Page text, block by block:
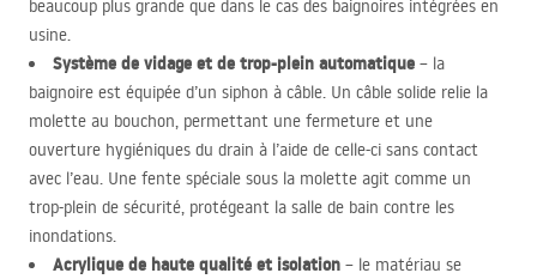
beaucoup plus grande que dans le cas des baignoires intégrées en
usine.
Système de vidage et de trop-plein automatique – la
baignoire est équipée d’un siphon à câble. Un câble solide relie la
molette au bouchon, permettant une fermeture et une
ouverture hygiéniques du drain à l’aide de celle-ci sans contact
avec l’eau. Une fente spéciale sous la molette agit comme un
trop-plein de sécurité, protégeant la salle de bain contre les
inondations.
Acrylique de haute qualité et isolation – le matériau se